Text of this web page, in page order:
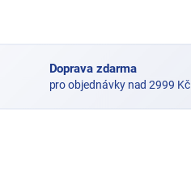
Doprava zdarma
pro objednávky nad 2999 Kč